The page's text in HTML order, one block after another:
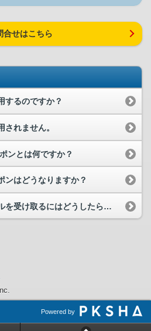
合せはこちら
するのですか？
れません。
ンとは何ですか？
ンはどうなりますか？
インフォメーションメールを受け取るにはどうしたらいいですか？
Powered by